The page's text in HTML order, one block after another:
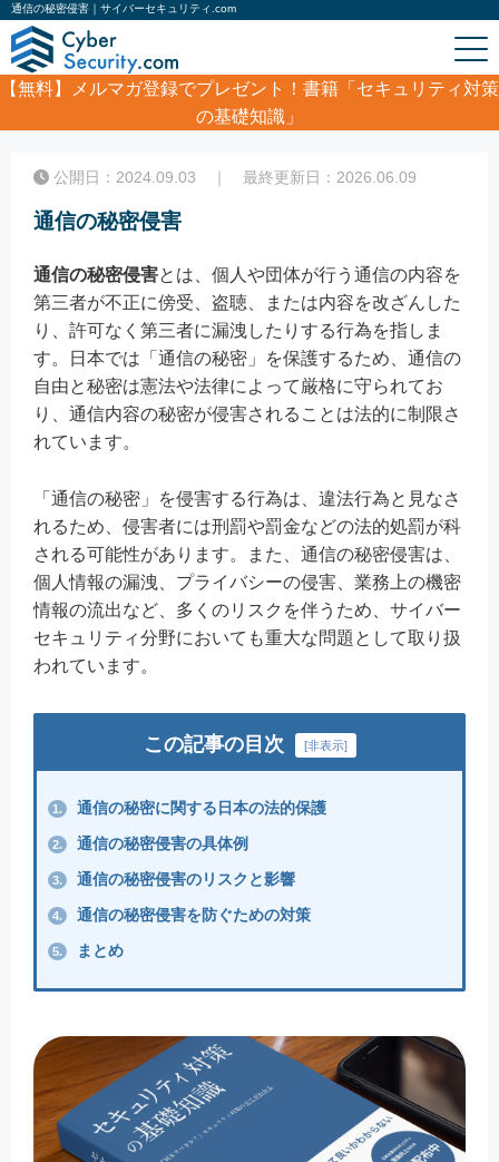
通信の秘密侵害｜サイバーセキュリティ.com
【無料】
メルマガ登録でプレゼント！書籍「セキュリティ対策
の基礎知識」
通信の秘密侵害
公開日：2024.09.03 ｜ 最終更新日：2026.06.09
通信の秘密侵害
通信の秘密侵害とは、個人や団体が行う通信の内容を
第三者が不正に傍受、盗聴、または内容を改ざんした
り、許可なく第三者に漏洩したりする行為を指しま
す。日本では「通信の秘密」を保護するため、通信の
自由と秘密は憲法や法律によって厳格に守られてお
り、通信内容の秘密が侵害されることは法的に制限さ
れています。
「通信の秘密」を侵害する行為は、違法行為と見なさ
れるため、侵害者には刑罰や罰金などの法的処罰が科
される可能性があります。また、通信の秘密侵害は、
個人情報の漏洩、プライバシーの侵害、業務上の機密
情報の流出など、多くのリスクを伴うため、サイバー
セキュリティ分野においても重大な問題として取り扱
われています。
この記事の目次 [非表示]
1. 通信の秘密に関する日本の法的保護
2. 通信の秘密侵害の具体例
3. 通信の秘密侵害のリスクと影響
4. 通信の秘密侵害を防ぐための対策
5. まとめ